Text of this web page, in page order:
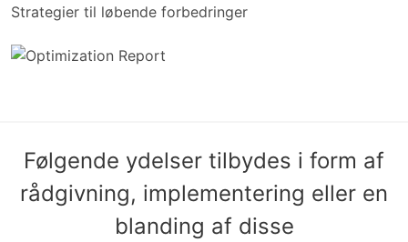
Strategier til løbende forbedringer
Følgende ydelser tilbydes i form af
rådgivning, implementering eller en
blanding af disse